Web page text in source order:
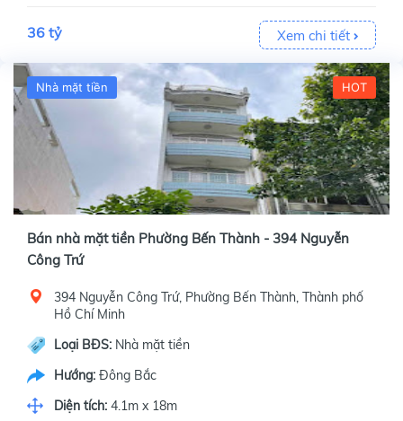
36 tỷ Xem chi tiết
Nhà mặt tiền HOT
Bán nhà mặt tiền Phường Bến Thành - 394 Nguyễn
Công Trứ
394 Nguyễn Công Trứ, Phường Bến Thành, Thành phố
Hồ Chí Minh
Loại BĐS: Nhà mặt tiền
Hướng: Đông Bắc
Diện tích: 4.1m x 18m